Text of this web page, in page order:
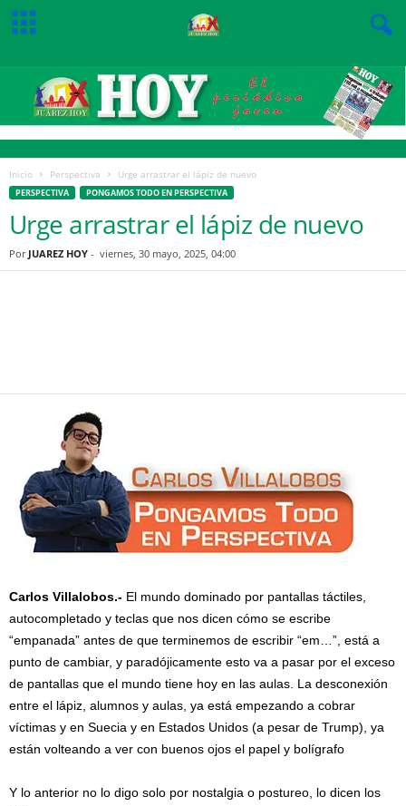
Inicio Perspectiva Urge arrastrar el lápiz de nuevo
PERSPECTIVA PONGAMOS TODO EN PERSPECTIVA
Urge arrastrar el lápiz de nuevo
Por JUAREZ HOY - viernes, 30 mayo, 2025, 04:00
Carlos Villalobos.- El mundo dominado por pantallas táctiles,
autocompletado y teclas que nos dicen cómo se escribe
“empanada” antes de que terminemos de escribir “em…”, está a
punto de cambiar, y paradójicamente esto va a pasar por el exceso
de pantallas que el mundo tiene hoy en las aulas. La desconexión
entre el lápiz, alumnos y aulas, ya está empezando a cobrar
víctimas y en Suecia y en Estados Unidos (a pesar de Trump), ya
están volteando a ver con buenos ojos el papel y bolígrafo
Y lo anterior no lo digo solo por nostalgia o postureo, lo dicen los